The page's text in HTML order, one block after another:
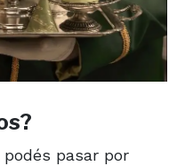
pasar por